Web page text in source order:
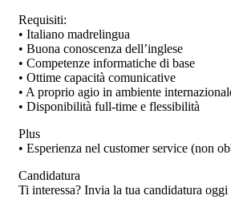
Requisiti:
• Italiano madrelingua
• Buona conoscenza dell’inglese
• Competenze informatiche di base
• Ottime capacità comunicative
• A proprio agio in ambiente
• Disponibilità full-time e flessibilità
Plus
• Esperienza nel customer service (non
Candidatura
Ti interessa? Invia la tua candidatura oggi